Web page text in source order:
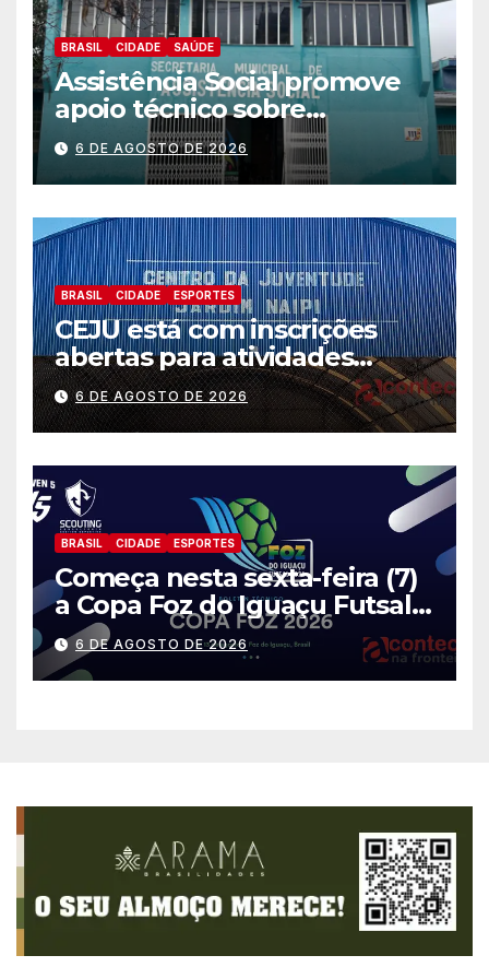
BRASIL CIDADE SAÚDE
Assistência Social promove
apoio técnico sobre
preparação e resposta a
situações de emergência e
calamidade pública
6 DE AGOSTO DE 2026
BRASIL CIDADE ESPORTES
CEJU está com inscrições
abertas para atividades
gratuitas
6 DE AGOSTO DE 2026
BRASIL CIDADE ESPORTES
Começa nesta sexta-feira (7)
a Copa Foz do Iguaçu Futsal
2026 com equipes de quatro
países
6 DE AGOSTO DE 2026